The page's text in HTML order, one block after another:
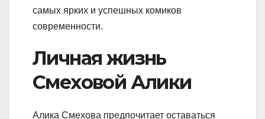
самых ярких и успешных комиков
современности.
Личная жизнь
Смеховой Алики
Алика Смехова предпочитает оставаться